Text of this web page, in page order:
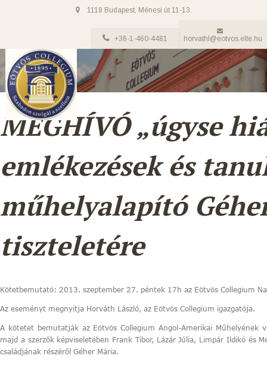
1118 Budapest, Ménesi út 11-13.
+36-1-460-4481 horvathl@eotvos.elte.hu
MEGHÍVÓ „úgyse
emlékezések és
műhelyalapító
tiszteletére
Kötetbemutató: 2013. szeptember 27. péntek 17h az Eötvös Collegium
Az eseményt megnyitja Horváth László, az Eötvös Collegium igazgatója.
A kötetet bemutatják az Eötvös Collegium Angol-Amerikai Műhelyének
majd a szerzők képviseletében Frank Tibor, Lázár Júlia, Limpár Ildikó és
családjának részéről Géher Mária.